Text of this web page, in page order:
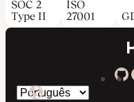
SOC 2
Type II
ISO
27001
Trocar